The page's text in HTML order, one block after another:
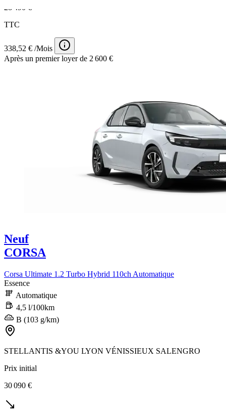
28 490 €
TTC
338,52 € /Mois
Après un premier loyer de 2 600 €
Neuf
CORSA
Corsa Ultimate 1.2 Turbo Hybrid 110ch Automatique
Essence
Automatique
4,5 l/100km
B (103 g/km)
STELLANTIS &YOU LYON VÉNISSIEUX SALENGRO
Prix initial
30 090 €